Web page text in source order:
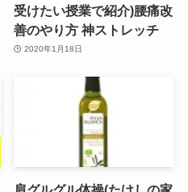
受けたい授業で紹介)腰痛改
善のやり方 神ストレッチ
2020年1月18日